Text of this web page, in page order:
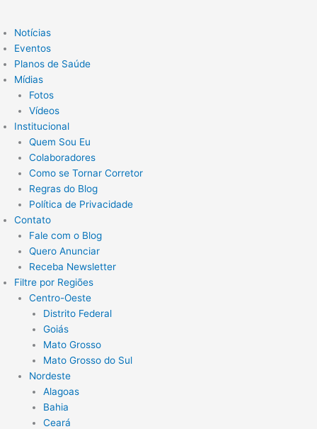
Notícias
Eventos
Planos de Saúde
Mídias
Fotos
Vídeos
Institucional
Quem Sou Eu
Colaboradores
Como se Tornar Corretor
Regras do Blog
Política de Privacidade
Contato
Fale com o Blog
Quero Anunciar
Receba Newsletter
Filtre por Regiões
Centro-Oeste
Distrito Federal
Goiás
Mato Grosso
Mato Grosso do Sul
Nordeste
Alagoas
Bahia
Ceará